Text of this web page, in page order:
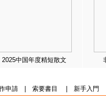
2025中国年度精短散文
申請| 索要書目 新手入門